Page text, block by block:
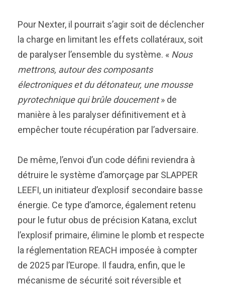
Pour Nexter, il pourrait s’agir soit de déclencher
la charge en limitant les effets collatéraux, soit
de paralyser l’ensemble du système. « Nous
mettrons, autour des composants
électroniques et du détonateur, une mousse
pyrotechnique qui brûle doucement» de
manière à les paralyser définitivement et à
empêcher toute récupération par l’adversaire.
De même, l’envoi d’un code défini reviendra à
détruire le système d’amorçage par SLAPPER
LEEFI, un initiateur d’explosif secondaire basse
énergie. Ce type d’amorce, également retenu
pour le futur obus de précision Katana, exclut
l’explosif primaire, élimine le plomb et respecte
la réglementation REACH imposée à compter
de 2025 par l’Europe. Il faudra, enfin, que le
mécanisme de sécurité soit réversible et